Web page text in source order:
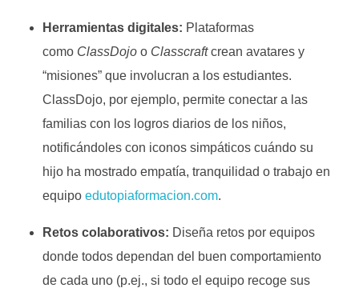
Herramientas digitales: Plataformas
como ClassDojoo Classcraftcrean avatares y
“misiones” que involucran a los estudiantes.
ClassDojo, por ejemplo, permite conectar a las
familias con los logros diarios de los niños,
notificándoles con iconos simpáticos cuándo su
hijo ha mostrado empatía, tranquilidad o trabajo en
equipo edutopiaformacion.com.
Retos colaborativos: Diseña retos por equipos
donde todos dependan del buen comportamiento
de cada uno (p.ej., si todo el equipo recoge sus